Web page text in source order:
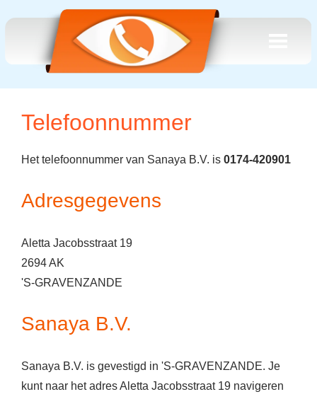
Telefoonnummer
Het telefoonnummer van Sanaya B.V. is 0174-420901
Adresgegevens
Aletta Jacobsstraat 19
2694 AK
'S-GRAVENZANDE
Sanaya B.V.
Sanaya B.V. is gevestigd in 'S-GRAVENZANDE. Je
kunt naar het adres Aletta Jacobsstraat 19 navigeren